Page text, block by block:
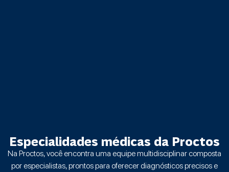
Especialidades médicas da Proctos
Na Proctos, você encontra uma equipe multidisciplinar composta
por especialistas, prontos para oferecer diagnósticos precisos e